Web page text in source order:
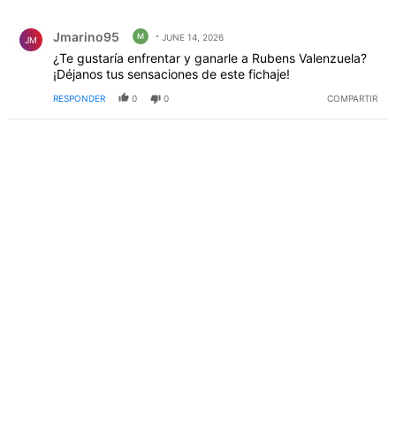
JM Jmarino95 M JUNE 14, 2026
¿Te gustaría enfrentar y ganarle a Rubens Valenzuela?
¡Déjanos tus sensaciones de este fichaje!
RESPONDER 0 0 COMPARTIR